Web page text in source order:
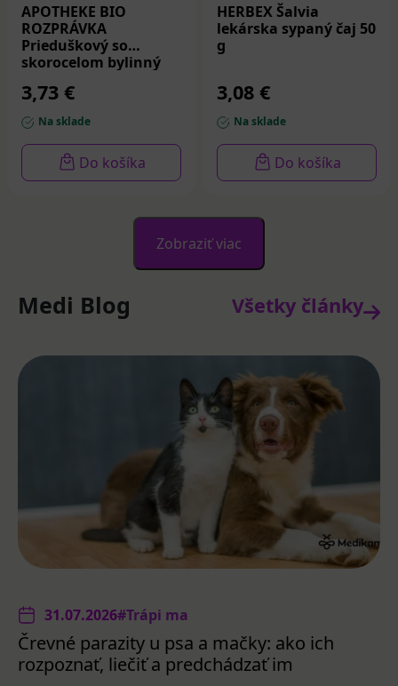
APOTHEKE BIO
ROZPRÁVKA
Prieduškový so
skorocelom bylinný
3,73 €
Na sklade
Do košíka
HERBEX Šalvia
lekárska sypaný čaj 50
g
3,08 €
Na sklade
Do košíka
Zobraziť viac
Medi Blog Všetky články
31.07.2026#Trápi ma
Črevné parazity u psa a mačky: ako ich
rozpoznať, liečiť a predchádzať im